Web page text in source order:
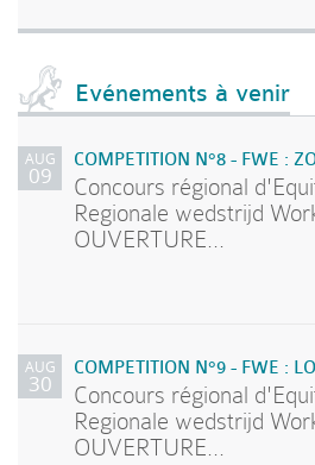
Evénements à venir
AUG
09
COMPETITION N°8 - FWE :
Concours régional
Regionale wedstrijd
OUVERTURE...
AUG
30
COMPETITION N°9 - FWE :
Concours régional
Regionale wedstrijd
OUVERTURE...